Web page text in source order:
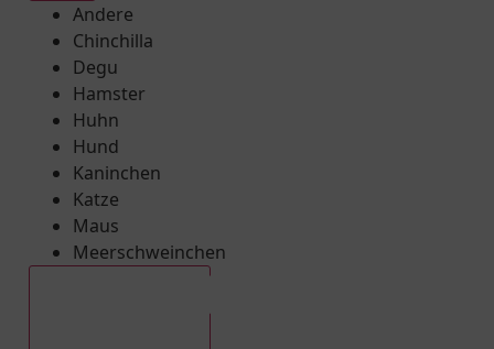
Andere
Chinchilla
Degu
Hamster
Huhn
Hund
Kaninchen
Katze
Maus
Meerschweinchen